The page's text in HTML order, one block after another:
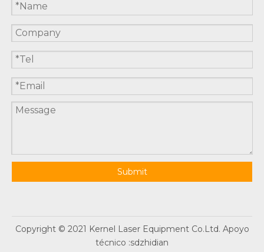
Submit
Copyright © 2021 Kernel Laser Equipment Co.Ltd. Apoyo
técnico :sdzhidian